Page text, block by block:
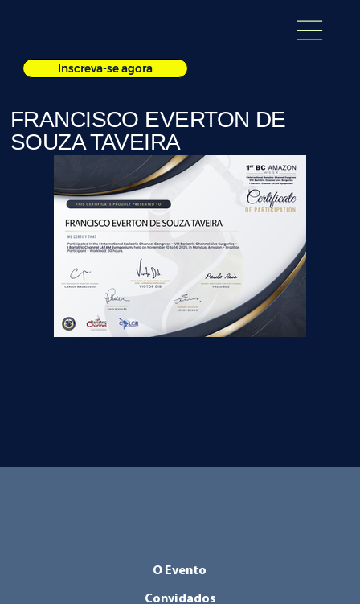
Inscreva-se agora
FRANCISCO EVERTON DE
SOUZA TAVEIRA
O Evento
Convidados